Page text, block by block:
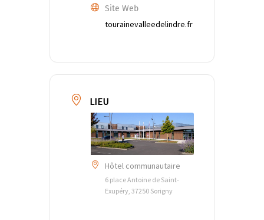
Site Web
tourainevalleedelindre.fr
LIEU
Hôtel communautaire
6 place Antoine de Saint-
Exupéry, 37250 Sorigny